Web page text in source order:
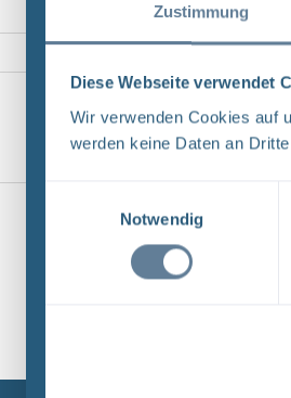
Zustimmung
Diese Webseite verwendet
Wir verwenden Cookies auf
werden keine Daten an
Notwendig
1